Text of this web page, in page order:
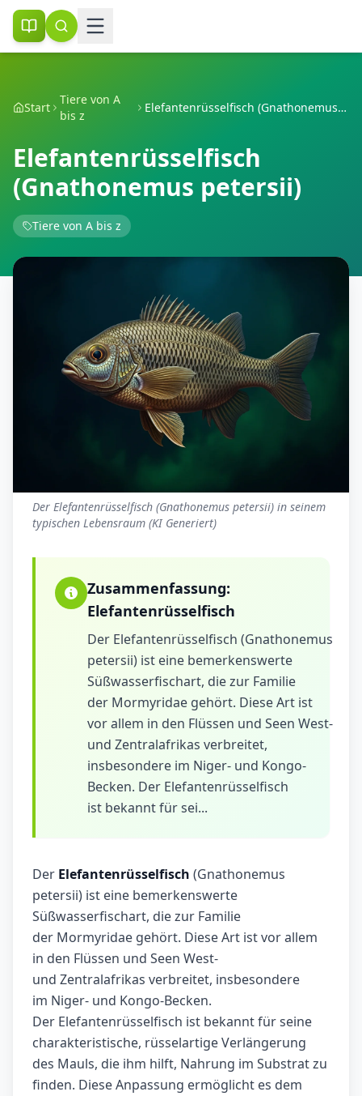
Start
Tiere von A
bis z
Elefantenrüsselfisch (Gnathonemus petersii)
Elefantenrüsselfisch
(Gnathonemus petersii)
Tiere von A bis z
Der Elefantenrüsselfisch (Gnathonemus petersii) in seinem
typischen Lebensraum (KI Generiert)
Zusammenfassung:
Elefantenrüsselfisch
Der Elefantenrüsselfisch (Gnathonemus
petersii) ist eine bemerkenswerte
Süßwasserfischart, die zur Familie
der Mormyridae gehört. Diese Art ist
vor allem in den Flüssen und Seen West-
und Zentralafrikas verbreitet,
insbesondere im Niger- und Kongo-
Becken. Der Elefantenrüsselfisch
ist bekannt für sei...
Der Elefantenrüsselfisch (Gnathonemus
petersii) ist eine bemerkenswerte
Süßwasserfischart, die zur Familie
der Mormyridae gehört. Diese Art ist vor allem
in den Flüssen und Seen West-
und Zentralafrikas verbreitet, insbesondere
im Niger- und Kongo-Becken.
Der Elefantenrüsselfisch ist bekannt für seine
charakteristische, rüsselartige Verlängerung
des Mauls, die ihm hilft, Nahrung im Substrat zu
finden. Diese Anpassung ermöglicht es dem